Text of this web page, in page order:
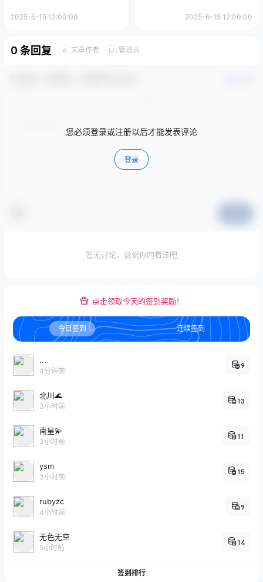
2025-6-15 12:00:00 2025-6-15 12:00:00
0 条回复 A 文章作者 M 管理员
您必须登录或注册以后才能发表评论
登录
暂无讨论，说说你的看法吧
点击领取今天的签到奖励！
今日签到 连续签到
...
4分钟前
9
北川🌊
3小时前
13
南星💫
3小时前
11
ysm
3小时前
15
rubyzc
4小时前
9
无色无空
5小时前
14
签到排行